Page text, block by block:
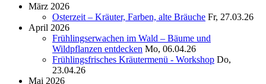
März 2026
Osterzeit – Kräuter, Farben, alte Bräuche Fr, 27.03.26
April 2026
Frühlingserwachen im Wald – Bäume und
Wildpflanzen entdecken Mo, 06.04.26
Frühlingsfrisches Kräutermenü - Workshop Do,
23.04.26
Mai 2026